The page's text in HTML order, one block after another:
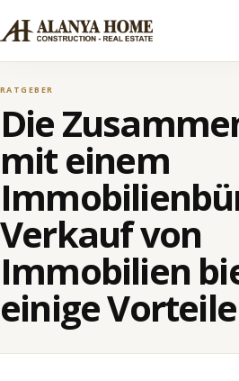
RATGEBER
Die
mit einem
Verkauf von
Immobilien
einige Vorteile